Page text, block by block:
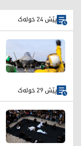
پێش 24 خولەک
پێش 29 خولەک